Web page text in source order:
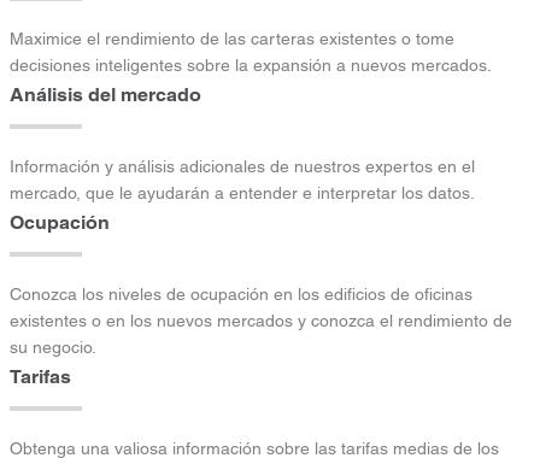
Maximice el rendimiento de las carteras existentes o tome
decisiones inteligentes sobre la expansión a nuevos mercados.
Análisis del mercado
Información y análisis adicionales de nuestros expertos en el
mercado, que le ayudarán a entender e interpretar los datos.
Ocupación
Conozca los niveles de ocupación en los edificios de oficinas
existentes o en los nuevos mercados y conozca el rendimiento de
su negocio.
Tarifas
Obtenga una valiosa información sobre las tarifas medias de los